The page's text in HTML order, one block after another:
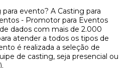
evento? A Casting para
- Promotor para Eventos
dados com mais de 2.000
atender a todos os tipos de
é realizada a seleção de
de casting, seja presencial ou